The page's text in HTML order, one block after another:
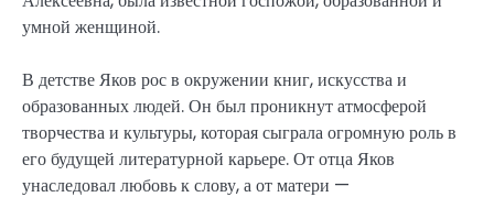
умной женщиной.
В детстве Яков рос в окружении книг, искусства и
образованных людей. Он был проникнут атмосферой
творчества и культуры, которая сыграла огромную роль в
его будущей литературной карьере. От отца Яков
унаследовал любовь к слову, а от матери —